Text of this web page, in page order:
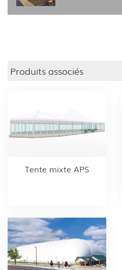
Produits associés
Tente mixte APS